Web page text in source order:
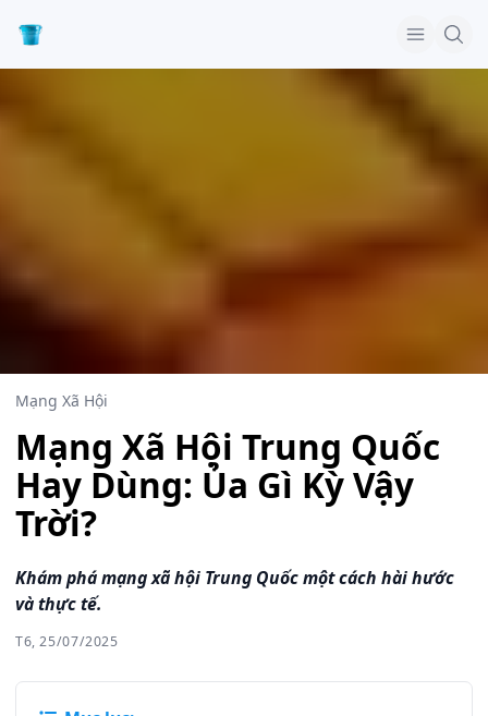
Mạng Xã Hội
Mạng Xã Hội Trung Quốc
Hay Dùng: Ủa Gì Kỳ Vậy
Trời?
Khám phá mạng xã hội Trung Quốc một cách hài hước
và thực tế.
T6, 25/07/2025